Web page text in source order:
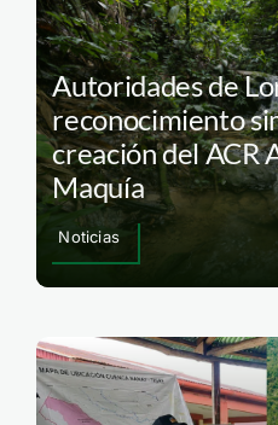
Autoridades de
reconocimiento
creación del ACR
Maquía
Noticias